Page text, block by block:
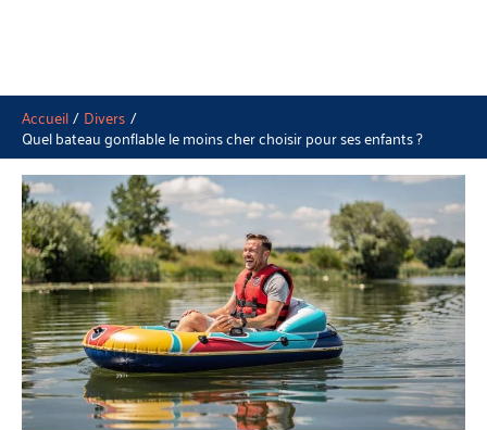
Accueil Divers
Quel bateau gonflable le moins cher choisir pour ses enfants ?